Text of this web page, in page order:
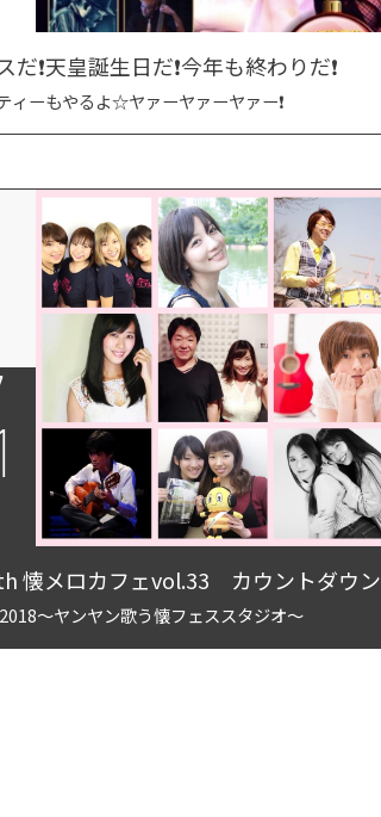
だ❗️天皇誕生日だ❗️今年も終わりだ❗️
ィーもやるよ☆ヤァーヤァーヤァー❗️
懐メロカフェvol.33 カウントダウン
～ヤンヤン歌う懐フェススタジオ～